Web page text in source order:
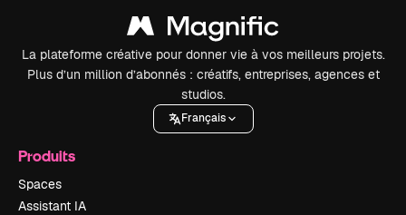
La plateforme créative pour donner vie à vos meilleurs projets.
Plus d’un million d’abonnés : créatifs, entreprises, agences et
studios.
Français
Produits
Spaces
Assistant IA